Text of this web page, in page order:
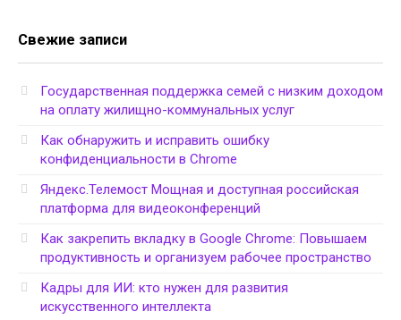
Свежие записи
Государственная поддержка семей с низким доходом
на оплату жилищно-коммунальных услуг
Как обнаружить и исправить ошибку
конфиденциальности в Chrome
Яндекс.Телемост Мощная и доступная российская
платформа для видеоконференций
Как закрепить вкладку в Google Chrome: Повышаем
продуктивность и организуем рабочее пространство
Кадры для ИИ: кто нужен для развития
искусственного интеллекта